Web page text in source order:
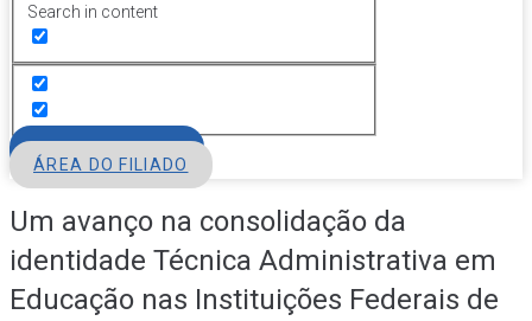
Search in content
ÁREA DO FILIADO
Um avanço na consolidação da
identidade Técnica Administrativa em
Educação nas Instituições Federais de